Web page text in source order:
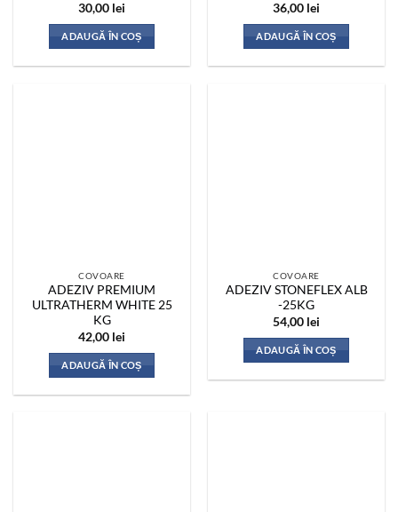
30,00 lei
ADAUGĂ ÎN COȘ
36,00 lei
ADAUGĂ ÎN COȘ
COVOARE
ADEZIV PREMIUM
ULTRATHERM WHITE 25
KG
42,00 lei
ADAUGĂ ÎN COȘ
COVOARE
ADEZIV STONEFLEX ALB
-25KG
54,00 lei
ADAUGĂ ÎN COȘ